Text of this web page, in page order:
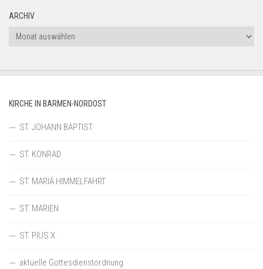
ARCHIV
Archiv
KIRCHE IN BARMEN-NORDOST
ST. JOHANN BAPTIST
ST. KONRAD
ST. MARIÄ HIMMELFAHRT
ST. MARIEN
ST. PIUS X.
aktuelle Gottesdienstordnung